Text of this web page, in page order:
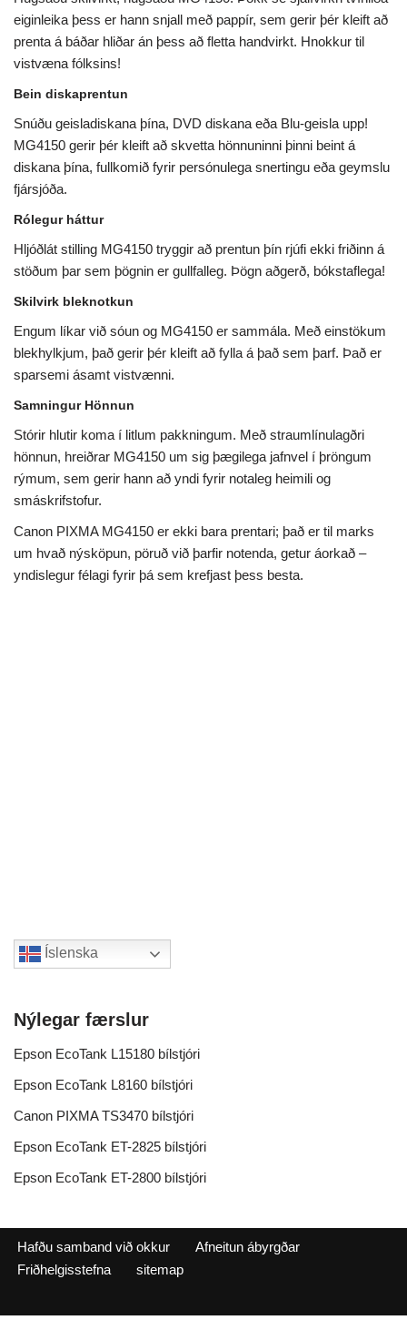
eiginleika þess er hann snjall með pappír, sem gerir þér kleift að
prenta á báðar hliðar án þess að fletta handvirkt. Hnokkur til
vistvæna fólksins!
Bein diskaprentun
Snúðu geisladiskana þína, DVD diskana eða Blu-geisla upp!
MG4150 gerir þér kleift að skvetta hönnuninni þinni beint á
diskana þína, fullkomið fyrir persónulega snertingu eða geymslu
fjársjóða.
Rólegur háttur
Hljóðlát stilling MG4150 tryggir að prentun þín rjúfi ekki friðinn á
stöðum þar sem þögnin er gullfalleg. Þögn aðgerð, bókstaflega!
Skilvirk bleknotkun
Engum líkar við sóun og MG4150 er sammála. Með einstökum
blekhylkjum, það gerir þér kleift að fylla á það sem þarf. Það er
sparsemi ásamt vistvænni.
Samningur Hönnun
Stórir hlutir koma í litlum pakkningum. Með straumlínulagðri
hönnun, hreiðrar MG4150 um sig þægilega jafnvel í þröngum
rýmum, sem gerir hann að yndi fyrir notaleg heimili og
smáskrifstofur.
Canon PIXMA MG4150 er ekki bara prentari; það er til marks
um hvað nýsköpun, pöruð við þarfir notenda, getur áorkað –
yndislegur félagi fyrir þá sem krefjast þess besta.
Íslenska
Nýlegar færslur
Epson EcoTank L15180 bílstjóri
Epson EcoTank L8160 bílstjóri
Canon PIXMA TS3470 bílstjóri
Epson EcoTank ET-2825 bílstjóri
Epson EcoTank ET-2800 bílstjóri
Hafðu samband við okkur
Afneitun ábyrgðar
Friðhelgisstefna
sitemap